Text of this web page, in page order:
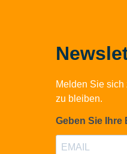
Melden Sie
zu bleiben.
Geben Sie Ihre